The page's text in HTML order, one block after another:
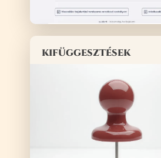
kifüggesztések